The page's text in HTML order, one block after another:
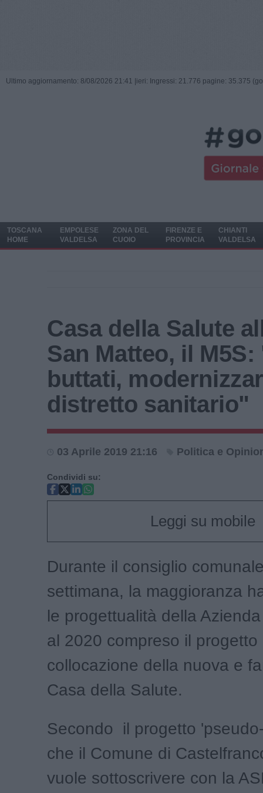
Ultimo aggiornamento: 8/08/2026 21:41 | ieri: Ingressi: 21.776 pagine: 35.375
TOSCANA
HOME
EMPOLESE
VALDELSA
ZONA DEL
CUOIO
FIRENZE E
PROVINCIA
CHIANTI
VALDELSA
Casa della Salute
San Matteo, il
buttati,
distretto sanitario"
03 Aprile 2019 21:16 Politica e
Condividi su:
Leggi su mobile
Durante il consiglio
settimana, la maggioranza
le progettualità della
al 2020 compreso il progetto
collocazione della nuova e
Casa della Salute.
Secondo il progetto
che il Comune di
vuole sottoscrivere con la